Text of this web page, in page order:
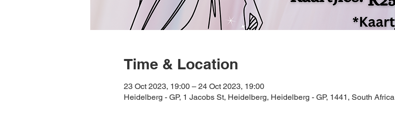
Time & Location
23 Oct 2023, 19:00 – 24 Oct 2023, 19:00
Heidelberg - GP, 1 Jacobs St, Heidelberg, Heidelberg - GP, 1441, South Africa